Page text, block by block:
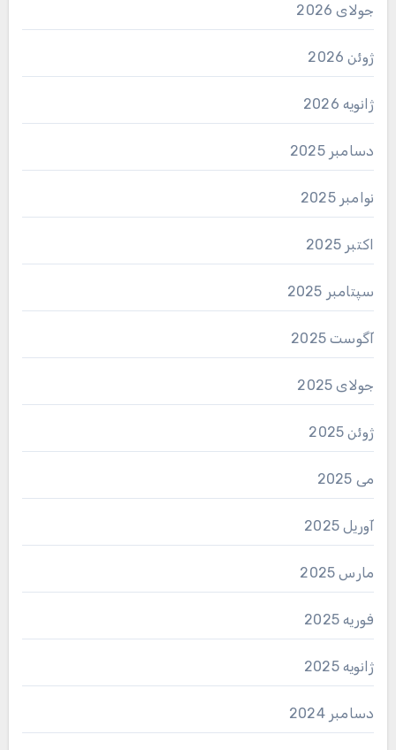
جولای 2026
ژوئن 2026
ژانویه 2026
دسامبر 2025
نوامبر 2025
اکتبر 2025
سپتامبر 2025
آگوست 2025
جولای 2025
ژوئن 2025
می 2025
آوریل 2025
مارس 2025
فوریه 2025
ژانویه 2025
دسامبر 2024